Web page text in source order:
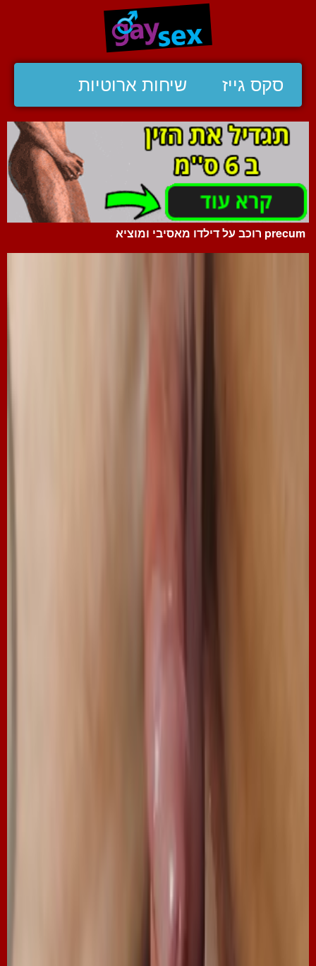
סקס גייז שיחות ארוטיות
precum רוכב על דילדו מאסיבי ומוציא